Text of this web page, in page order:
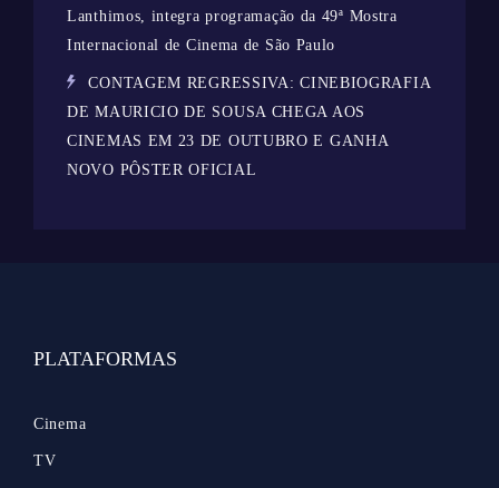
Lanthimos, integra programação da 49ª Mostra
Internacional de Cinema de São Paulo
CONTAGEM REGRESSIVA: CINEBIOGRAFIA
DE MAURICIO DE SOUSA CHEGA AOS
CINEMAS EM 23 DE OUTUBRO E GANHA
NOVO PÔSTER OFICIAL
PLATAFORMAS
Cinema
TV